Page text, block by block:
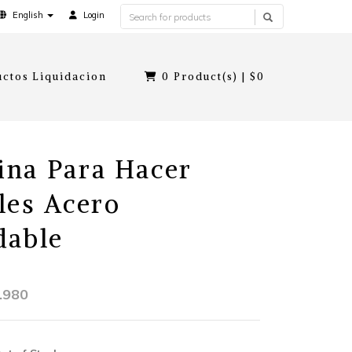
English Login
Liquidacion 0 Product(s) |$0
Para Hacer
Acero